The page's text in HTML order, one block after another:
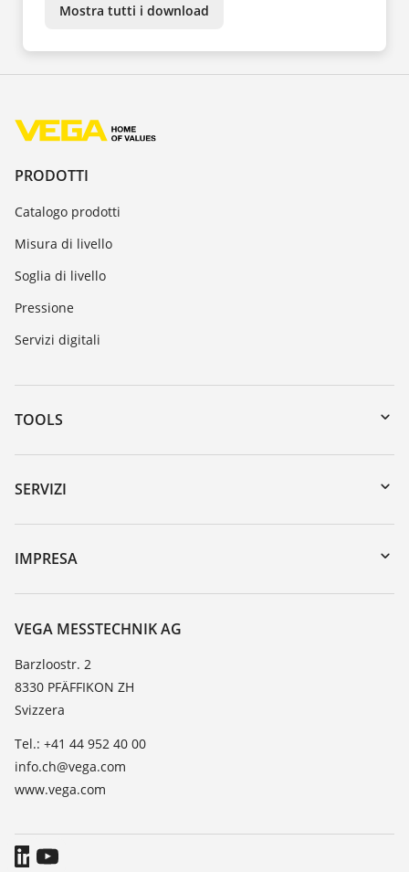
ZH
Mostra tutti i download
PRODOTTI
Catalogo prodotti
Misura di livello
Soglia di livello
Pressione
Servizi digitali
TOOLS
Downloads
Ricerca numero di serie
DTM Collection/PACTware
SERVIZI
Reso apparecchio
Seminari
Lista resistenza
TeamViewer
IMPRESA
VEGA, l'azienda
Contatto
Novità
Stampa
VEGA MESSTECHNIK AG
Barzloostr. 2
8330 PFÄFFIKON ZH
Svizzera
Tel.: +41 44 952 40 00
info.ch@vega.com
www.vega.com